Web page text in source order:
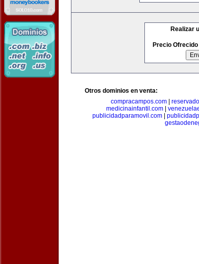
Realizar
Precio Ofrecido
Otros dominios en venta:
compracampos.com
medicinainfantil.com|
publicidadparamovil.com